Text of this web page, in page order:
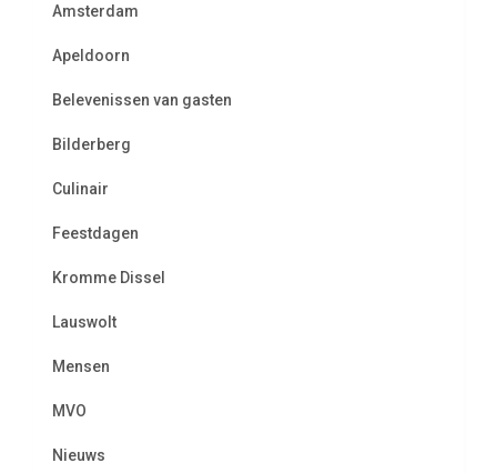
Amsterdam
Apeldoorn
Belevenissen van gasten
Bilderberg
Culinair
Feestdagen
Kromme Dissel
Lauswolt
Mensen
MVO
Nieuws